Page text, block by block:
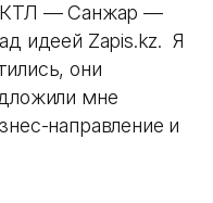
КТЛ — Санжар —
идеей Zapis.kz. Я
они
мне
направление и